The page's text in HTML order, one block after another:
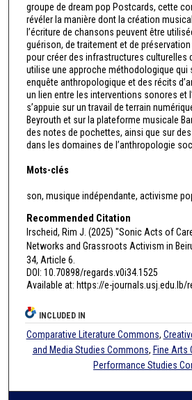
groupe de dream pop Postcards, cette
révéler la manière dont la création
l’écriture de chansons peuvent être
guérison, de traitement et de
pour créer des infrastructures culturelles
utilise une approche méthodologique qui
enquête anthropologique et des récits
un lien entre les interventions sonores et
s’appuie sur un travail de terrain
Beyrouth et sur la plateforme musicale
des notes de pochettes, ainsi que sur
dans les domaines de l’anthropologie
Mots-clés
son, musique indépendante, activisme
Recommended Citation
Irscheid, Rim J. (2025) "Sonic Acts of
Networks and Grassroots Activism in
34, Article 6.
DOI: 10.70898/regards.v0i34.1525
Available at: https://e-
INCLUDED IN
Comparative Literature Commons,
and Media Studies Commons, Fine Arts
Performance Studies